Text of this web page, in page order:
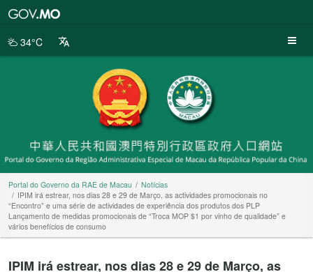
da
34°C
Portal do Governo da RAE de Macau
Notícias
IPIM irá estrear, nos dias 28 e 29 de Março, as actividades promocionais no
“Encontro” e uma série de actividades de experiência dos produtos dos PLP
Lançamento de medidas promocionais de “Troca MOP $1 por vinho de qualidade” e
vários benefícios de consumo
IPIM irá estrear, nos dias 28 e 29 de Março, as